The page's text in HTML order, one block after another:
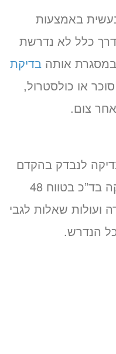
באמצעות
כלל לא נדרשת
אותה בדיקת
או כולסטרול,
צום.
לנבדק בהקדם
האפשרי, תלוי הרכז של בדיקה בד”כ בטווח 48
שאלות לגבי
הנדרש.